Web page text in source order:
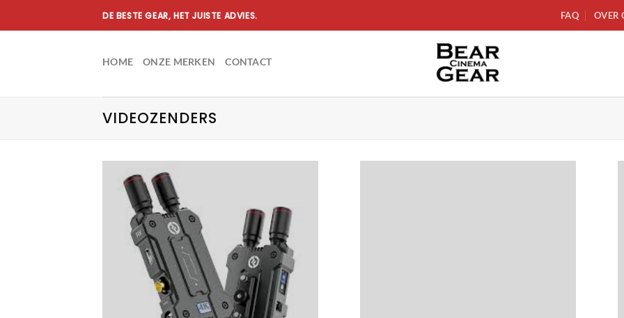
DE BESTE GEAR, HET JUISTE ADVIES. FAQ OVER
HOME ONZE MERKEN CONTACT
VIDEOZENDERS